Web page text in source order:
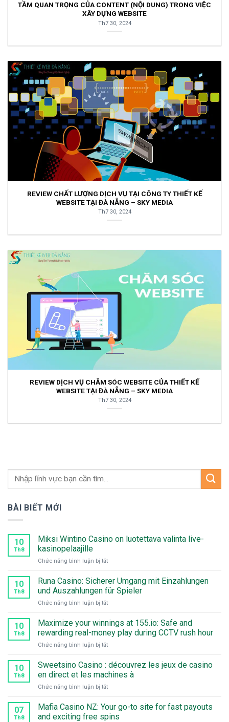
TẦM QUAN TRỌNG CỦA CONTENT (NỘI DUNG) TRONG VIỆC
XÂY DỰNG WEBSITE
Th7 30, 2024
REVIEW CHẤT LƯỢNG DỊCH VỤ TẠI CÔNG TY THIẾT KẾ
WEBSITE TẠI ĐÀ NẴNG – SKY MEDIA
Th7 30, 2024
REVIEW DỊCH VỤ CHĂM SÓC WEBSITE CỦA THIẾT KẾ
WEBSITE TẠI ĐÀ NẴNG – SKY MEDIA
Th7 30, 2024
BÀI BIẾT MỚI
10
Th8
Miksi Wintino Casino on luotettava valinta live-
kasinopelaajille
Chức năng bình luận bị tắtở
Wintino
Casino
on
luotettava
live-
kasinopelaajille
10
Th8
Runa Casino: Sicherer Umgang mit Einzahlungen
und Auszahlungen für Spieler
Chức năng bình luận bị tắtở
Casino:
Sicherer
Umgang
mit
und
Auszahlungen
Spieler
10
Th8
Maximize your winnings at 155.io: Safe and
rewarding real-money play during CCTV rush hour
Chức năng bình luận bị tắtở
your
winnings
at
155.io:
and
rewarding
10
Th8
Sweetsino Casino : découvrez les jeux de casino
en direct et les machines à
Chức năng bình luận bị tắtở
Casino
07
Th8
Mafia Casino NZ: Your go-to site for fast payouts
and exciting free spins